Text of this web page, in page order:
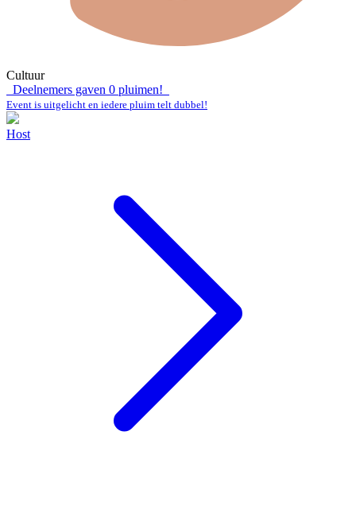
Cultuur
Deelnemers gaven 0 pluimen!
Event is uitgelicht en iedere pluim telt dubbel!
Host